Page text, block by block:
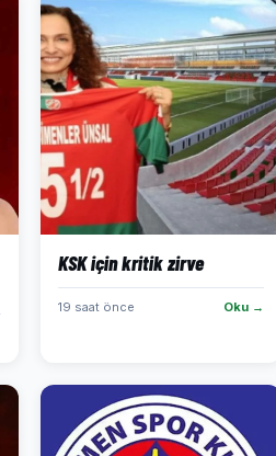
KSK için kritik zirve
19 saat önce Oku →